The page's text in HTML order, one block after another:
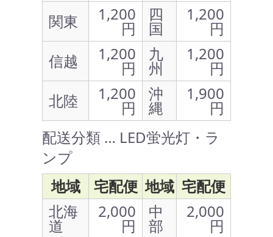
関東
1,200
円
四
国
1,200
円
信越
1,200
円
九
州
1,200
円
北陸
1,200
円
沖
縄
1,900
円
配送分類 … LED蛍光灯・ラ
ンプ
地域
宅配便 地域 宅配便
北海
道
2,000
円
中
部
2,000
円